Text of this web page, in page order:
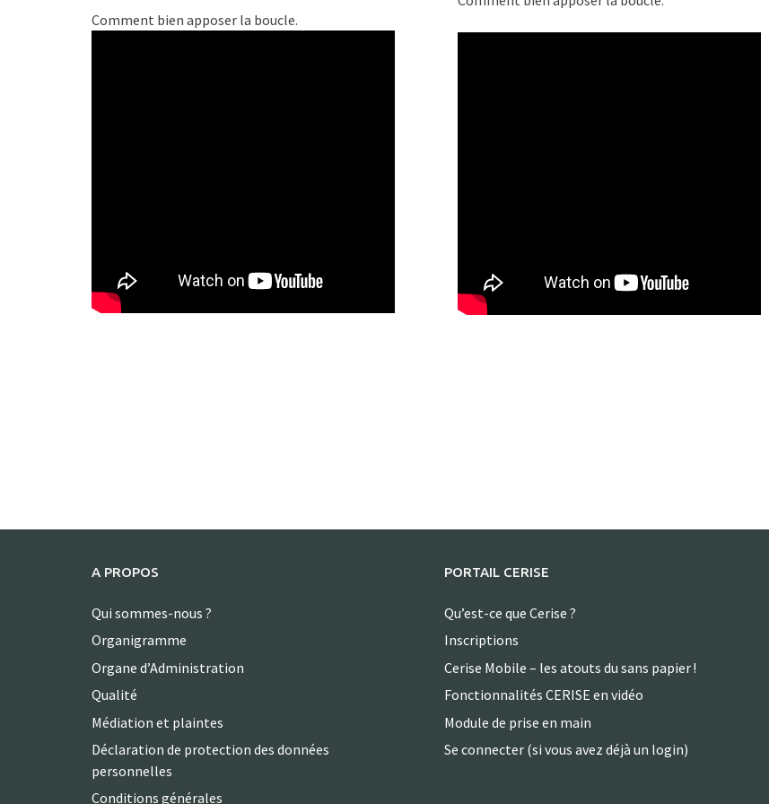
Comment bien apposer la boucle.
A PROPOS
Qui sommes-nous ?
Organigramme
Organe d’Administration
Qualité
Médiation et plaintes
Déclaration de protection des données
personnelles
Conditions générales
PORTAIL CERISE
Qu’est-ce que Cerise ?
Inscriptions
Cerise Mobile – les atouts du sans papier !
Fonctionnalités CERISE en vidéo
Module de prise en main
Se connecter (si vous avez déjà un login)